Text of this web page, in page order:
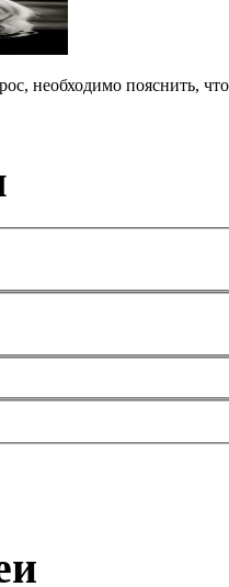
необходимо пояснить,